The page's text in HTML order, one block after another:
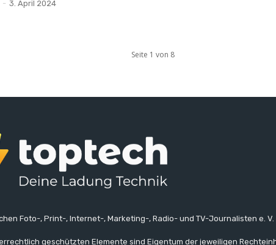
- 3. April 2024
Seite 1 von 8
Foto-, Print-, Internet-, Marketing-, Radio- und TV-Journalisten e. V.
geschützten Elemente sind Eigentum der jeweiligen